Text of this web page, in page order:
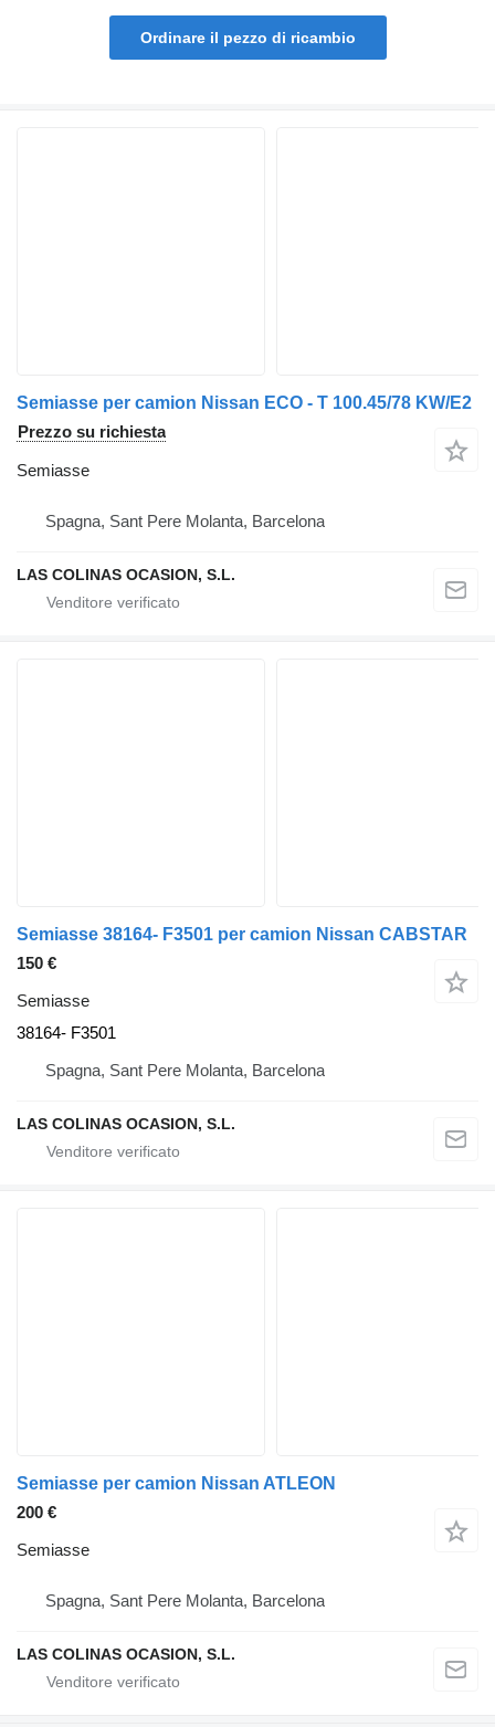
Ordinare il pezzo di ricambio
Semiasse per camion Nissan ECO - T 100.45/78 KW/E2
Prezzo su richiesta
Semiasse
Spagna, Sant Pere Molanta, Barcelona
LAS COLINAS OCASION, S.L.
Semiasse 38164- F3501 per camion Nissan CABSTAR
150 €
Semiasse
38164- F3501
Spagna, Sant Pere Molanta, Barcelona
LAS COLINAS OCASION, S.L.
Semiasse per camion Nissan ATLEON
200 €
Semiasse
Spagna, Sant Pere Molanta, Barcelona
LAS COLINAS OCASION, S.L.